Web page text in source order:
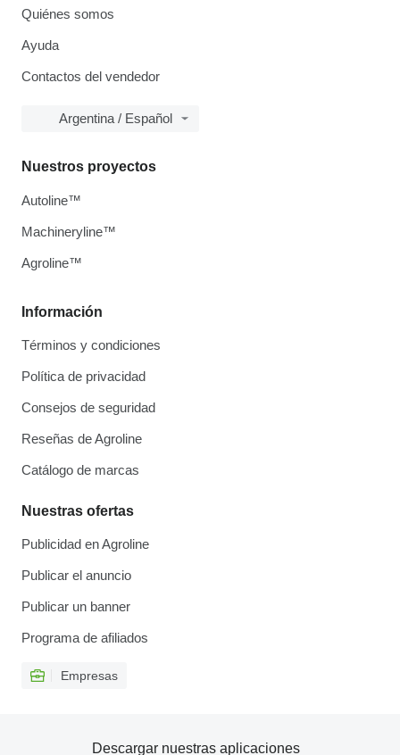
Quiénes somos
Ayuda
Contactos del vendedor
Argentina / Español
Información
Términos y condiciones
Política de privacidad
Consejos de seguridad
Reseñas de Agroline
Catálogo de marcas
Nuestras ofertas
Publicidad en Agroline
Publicar el anuncio
Publicar un banner
Programa de afiliados
Empresas
Nuestros proyectos
Autoline™
Machineryline™
Agroline™
Descargar nuestras aplicaciones